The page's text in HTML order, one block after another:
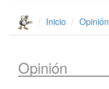
Inicio Opinión
Opinión